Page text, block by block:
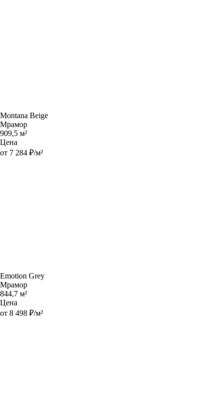
Montana Beige
Мрамор
909,5 м²
Цена
от 7 284 ₽/м²
Emotion Grey
Мрамор
844,7 м²
Цена
от 8 498 ₽/м²